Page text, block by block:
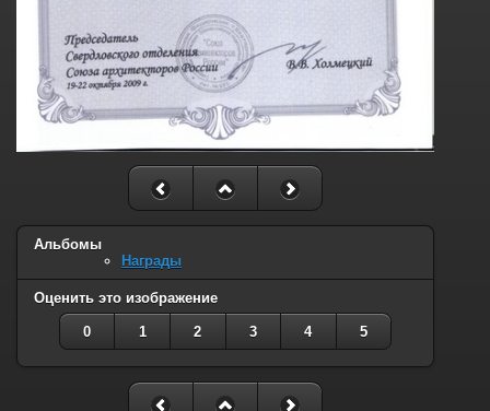
Альбомы
Награды
Оценить это изображение
0 1 2 3 4 5